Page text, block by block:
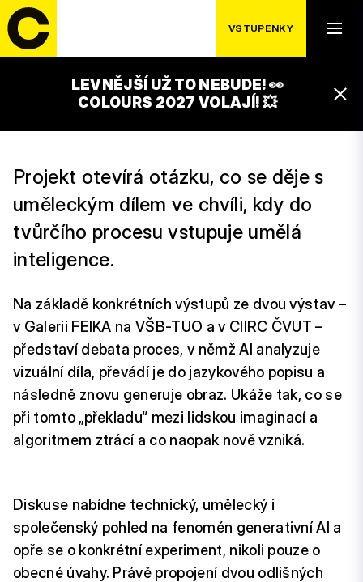
VSTUPENKY
LEVNĚJŠÍ UŽ TO NEBUDE! 👀
COLOURS 2027 VOLAJÍ! 💥
VSTOUPÍ DO
ATELIÉRU
15:45 – 16:45
UNIVERCITY OSTRAVA!!! STAGE
Projekt otevírá otázku, co se děje s
uměleckým dílem ve chvíli, kdy do
tvůrčího procesu vstupuje umělá
inteligence.
Na základě konkrétních výstupů ze dvou výstav –
v Galerii FEIKA na VŠB-TUO a v CIIRC ČVUT –
představí debata proces, v němž AI analyzuje
vizuální díla, převádí je do jazykového popisu a
následně znovu generuje obraz. Ukáže tak, co se
při tomto „překladu“ mezi lidskou imaginací a
algoritmem ztrácí a co naopak nově vzniká.
Diskuse nabídne technický, umělecký i
společenský pohled na fenomén generativní AI a
opře se o konkrétní experiment, nikoli pouze o
obecné úvahy. Právě propojení dvou odlišných